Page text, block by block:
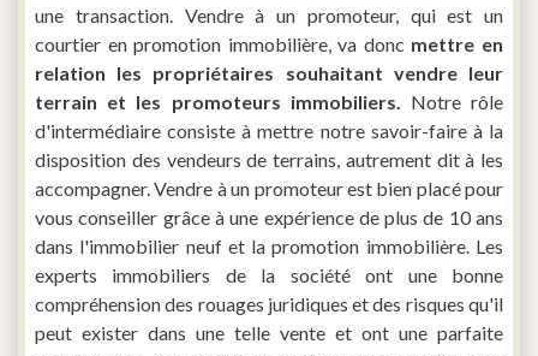
une transaction. Vendre à un promoteur, qui est un
courtier en promotion immobilière, va donc mettre en
relation les propriétaires souhaitant vendre leur
terrain et les promoteurs immobiliers. Notre rôle
d'intermédiaire consiste à mettre notre savoir-faire à la
disposition des vendeurs de terrains, autrement dit à les
accompagner. Vendre à un promoteur est bien placé pour
vous conseiller grâce à une expérience de plus de 10 ans
dans l'immobilier neuf et la promotion immobilière. Les
experts immobiliers de la société ont une bonne
compréhension des rouages juridiques et des risques qu'il
peut exister dans une telle vente et ont une parfaite